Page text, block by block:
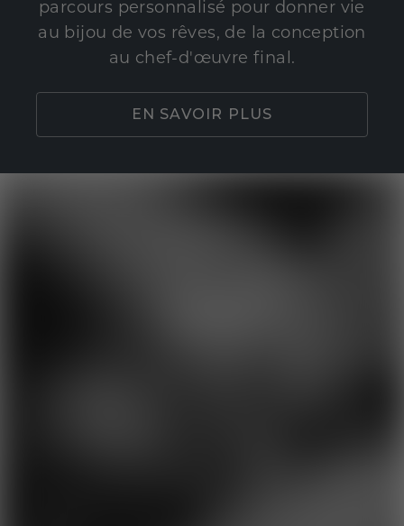
parcours personnalisé pour donner vie
au bijou de vos rêves, de la conception
au chef-d'œuvre final.
EN SAVOIR PLUS